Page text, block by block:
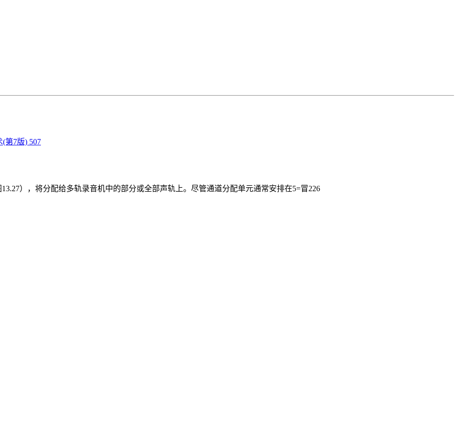
第7版) 507
），将分配给多轨录音机中的部分或全部声轨上。尽管通道分配单元通常安排在5=冒226